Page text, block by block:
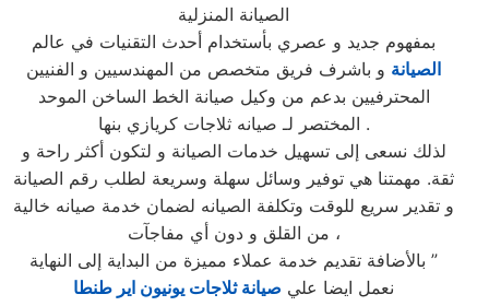
الصيانة المنزلية
بمفهوم جديد و عصري بأستخدام أحدث التقنيات في عالم
الصيانة و باشرف فريق متخصص من المهندسيين و الفنيين
المحترفيين بدعم من وكيل صيانة الخط الساخن الموحد
المختصر لـ صيانه ثلاجات كريازي بنها .
لذلك نسعى إلى تسهيل خدمات الصيانة و لتكون أكثر راحة و
ثقة. مهمتنا هي توفير وسائل سهلة وسريعة لطلب رقم الصيانة
و تقدير سريع للوقت وتكلفة الصيانه لضمان خدمة صيانه خالية
من القلق و دون أي مفاجآت ،
بالأضافة تقديم خدمة عملاء مميزة من البداية إلى النهاية ”
نعمل ايضا علي صيانة ثلاجات يونيون اير طنطا